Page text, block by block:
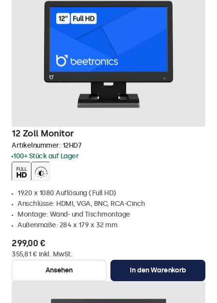
12 Zoll Monitor
Artikelnummer: 12HD7
100+ Stück auf Lager
1920 x 1080 Auflösung (Full HD)
Anschlüsse: HDMI, VGA, BNC, RCA-Cinch
Montage: Wand- und Tischmontage
Außenmaße: 284 x 179 x 32 mm
299,00 €
355,81 € inkl. MwSt.
Ansehen
In den Warenkorb